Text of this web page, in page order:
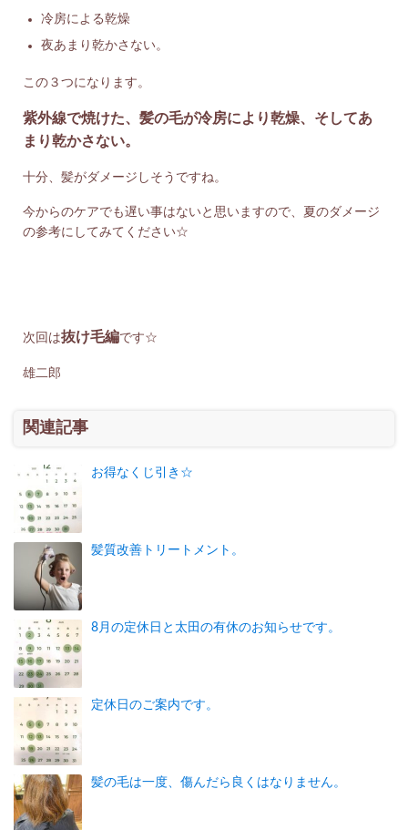
冷房による乾燥
夜あまり乾かさない。
この３つになります。
紫外線で焼けた、髪の毛が冷房により乾燥、そしてあ
まり乾かさない。
十分、髪がダメージしそうですね。
今からのケアでも遅い事はないと思いますので、夏のダメージ
の参考にしてみてください☆
次回は抜け毛編です☆
雄二郎
関連記事
お得なくじ引き☆
髪質改善トリートメント。
8月の定休日と太田の有休のお知らせです。
定休日のご案内です。
髪の毛は一度、傷んだら良くはなりません。